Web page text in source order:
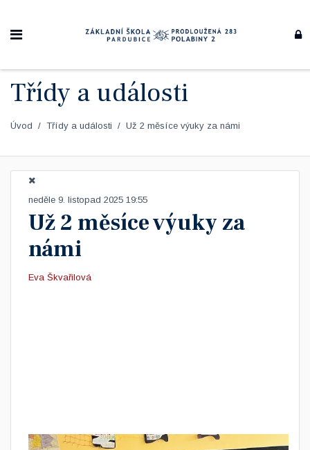
Třídy a události
Úvod Třídy a události Už 2 měsíce výuky za námi
neděle 9. listopad 2025 19:55
Už 2 měsíce výuky za
námi
Eva Škvařilová